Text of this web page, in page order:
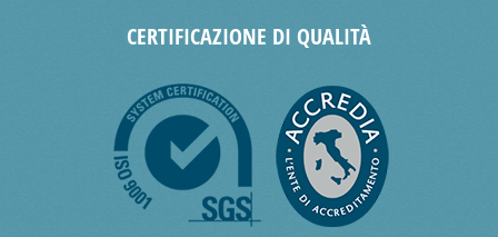
CERTIFICAZIONE DI QUALITÀ